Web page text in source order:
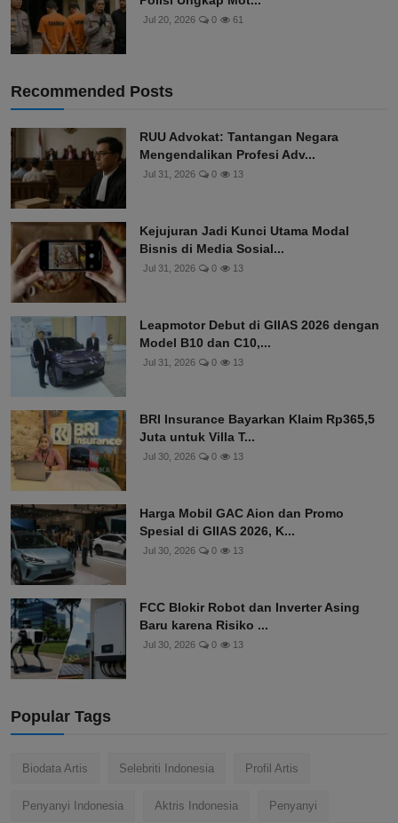
Jul 20, 2026 0 61
Recommended Posts
RUU Advokat: Tantangan Negara
Mengendalikan Profesi Adv...
Jul 31, 2026 0 13
Kejujuran Jadi Kunci Utama Modal
Bisnis di Media Sosial...
Jul 31, 2026 0 13
Leapmotor Debut di GIIAS 2026 dengan
Model B10 dan C10,...
Jul 31, 2026 0 13
BRI Insurance Bayarkan Klaim Rp365,5
Juta untuk Villa T...
Jul 30, 2026 0 13
Harga Mobil GAC Aion dan Promo
Spesial di GIIAS 2026, K...
Jul 30, 2026 0 13
FCC Blokir Robot dan Inverter Asing
Baru karena Risiko ...
Jul 30, 2026 0 13
Popular Tags
Biodata Artis Selebriti Indonesia Profil Artis
Penyanyi Indonesia Aktris Indonesia Penyanyi